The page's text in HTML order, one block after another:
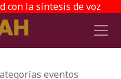
con la síntesis de voz
eventos